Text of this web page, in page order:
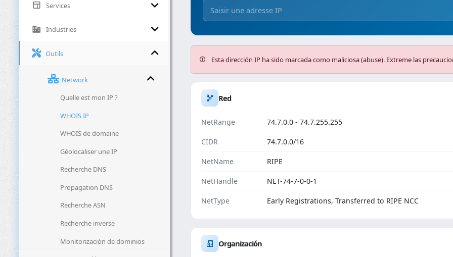
Services
Industries
Outils
Network
Quelle est mon IP ?
WHOIS IP
WHOIS de domaine
Géolocaliser une IP
Recherche DNS
Propagation DNS
Recherche ASN
Recherche inverse
Monitorización de dominios
Esta dirección IP ha sido marcada como maliciosa (abuse). Extreme las
Red
NetRange 74.7.0.0 - 74.7.255.255
CIDR 74.7.0.0/16
NetName RIPE
NetHandle NET-74-7-0-0-1
NetType Early Registrations, Transferred to RIPE NCC
Organización